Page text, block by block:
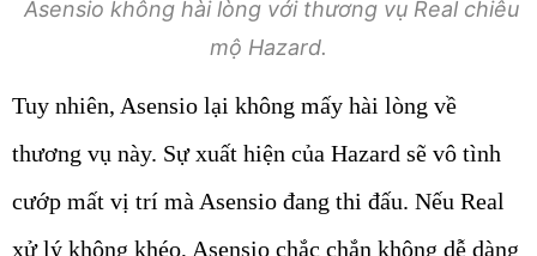
Asensio không hài lòng với thương vụ Real chiêu
mộ Hazard.
Tuy nhiên, Asensio lại không mấy hài lòng về
thương vụ này. Sự xuất hiện của Hazard sẽ vô tình
cướp mất vị trí mà Asensio đang thi đấu. Nếu Real
xử lý không khéo, Asensio chắc chắn không dễ dàng